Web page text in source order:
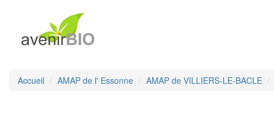
Accueil AMAP de l' Essonne AMAP de VILLIERS-LE-BACLE